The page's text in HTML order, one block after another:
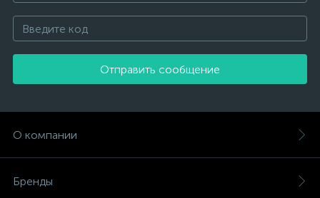
Отправить сообщение
О компании
Бренды